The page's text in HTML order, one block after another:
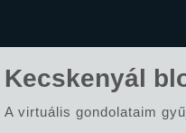
Kecskenyál
A virtuális gondolataim